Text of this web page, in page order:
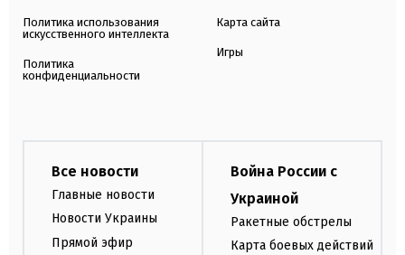
Политика использования
искусственного интеллекта
Политика
конфиденциальности
Карта сайта
Игры
Все новости
Главные новости
Новости Украины
Прямой эфир
Война России с
Украиной
Ракетные обстрелы
Карта боевых действий